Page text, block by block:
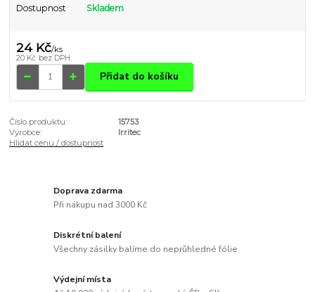
Dostupnost Skladem
24 Kč/ks
20 Kč bez DPH
Přidat do košíku
Číslo produktu:
15753
Výrobce:
Irritec
Hlídat cenu / dostupnost
Doprava zdarma
Při nákupu nad 3000 Kč
Diskrétní balení
Všechny zásilky balíme do neprůhledné fólie
Výdejní místa